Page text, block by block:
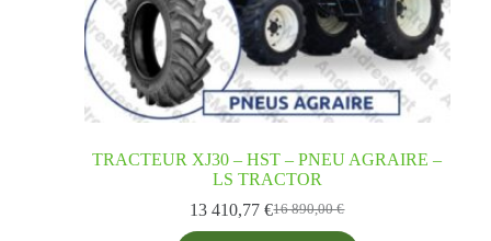
TRACTEUR XJ30 – HST – PNEU AGRAIRE –
LS TRACTOR
16 890,00€
13 410,77€